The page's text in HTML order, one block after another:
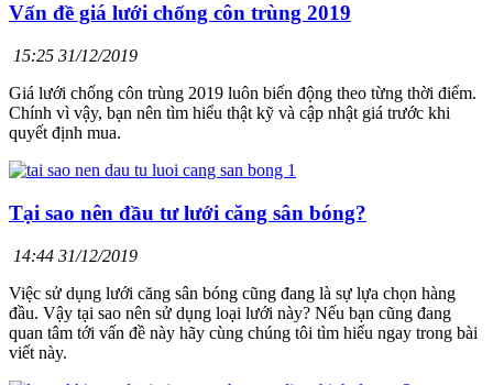
Vấn đề giá lưới chống côn trùng 2019
15:25 31/12/2019
Giá lưới chống côn trùng 2019 luôn biến động theo từng thời điểm.
Chính vì vậy, bạn nên tìm hiểu thật kỹ và cập nhật giá trước khi
quyết định mua.
Tại sao nên đầu tư lưới căng sân bóng?
14:44 31/12/2019
Việc sử dụng lưới căng sân bóng cũng đang là sự lựa chọn hàng
đầu. Vậy tại sao nên sử dụng loại lưới này? Nếu bạn cũng đang
quan tâm tới vấn đề này hãy cùng chúng tôi tìm hiểu ngay trong bài
viết này.